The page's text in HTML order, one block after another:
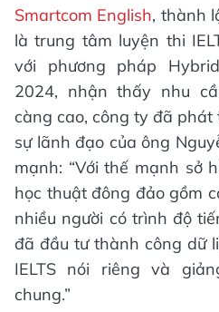
Smartcom English, thành
là trung tâm luyện thi
với phương pháp
2024, nhận thấy nhu
càng cao, công ty đã
sự lãnh đạo của ông
mạnh: “Với thế mạnh sở
học thuật đông đảo gồm
nhiều người có trình độ
đã đầu tư thành công dữ
IELTS nói riêng và
chung.”